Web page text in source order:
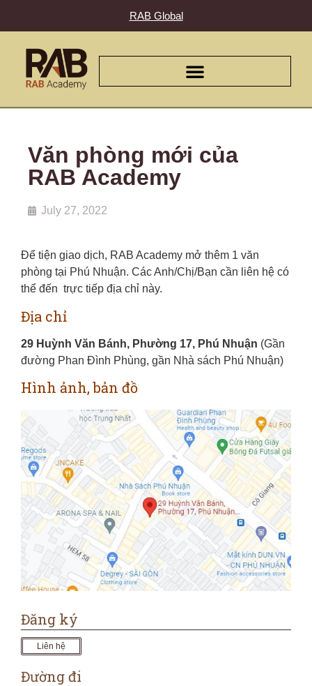
RAB Global
Văn phòng mới của
RAB Academy
July 27, 2022
Để tiện giao dịch, RAB Academy mở thêm 1 văn
phòng tại Phú Nhuận. Các Anh/Chị/Bạn cần liên hệ có
thể đến trực tiếp địa chỉ này.
Địa chỉ
29 Huỳnh Văn Bánh, Phường 17, Phú Nhuận (Gần
đường Phan Đình Phùng, gần Nhà sách Phú Nhuận)
Hình ảnh, bản đồ
Đăng ký
Liên hệ
Đường đi